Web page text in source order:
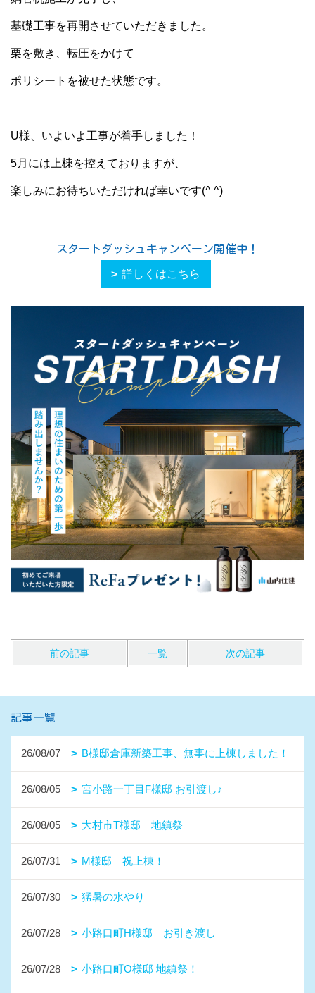
基礎工事を再開させていただきました。
栗を敷き、転圧をかけて
ポリシートを被せた状態です。
U様、いよいよ工事が着手しました！
5月には上棟を控えておりますが、
楽しみにお待ちいただければ幸いです(^ ^)
スタートダッシュキャンペーン開催中！
詳しくはこちら
前の記事 一覧 次の記事
記事一覧
26/08/07 B様邸倉庫新築工事、無事に上棟しました！
26/08/05 宮小路一丁目F様邸 お引渡し♪
26/08/05 大村市T様邸 地鎮祭
26/07/31 M様邸 祝上棟！
26/07/30 猛暑の水やり
26/07/28 小路口町H様邸 お引き渡し
26/07/28 小路口町O様邸 地鎮祭！